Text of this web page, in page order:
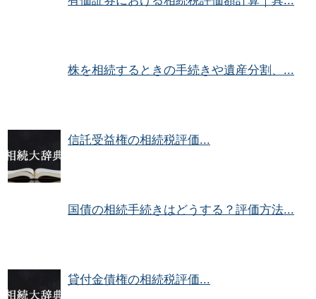
株を相続するときの手続きや遺産分割、...
信託受益権の相続税評価...
国債の相続手続きはどうする？評価方法...
貸付金債権の相続税評価...